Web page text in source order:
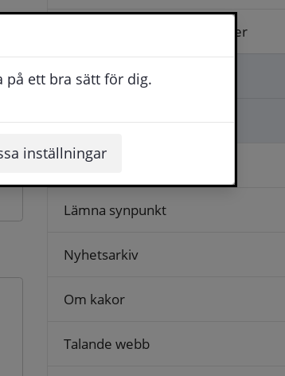
på ett bra sätt för dig.
inställningar
Hantering av personuppgifter
Kontakta oss
Ställa en fråga
Logga in
Lämna synpunkt
Nyhetsarkiv
Om kakor
Talande webb